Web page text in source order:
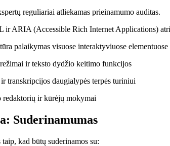
reguliariai atliekamas prieinamumo auditas.
ir ARIA (Accessible Rich Internet Applications)
palaikymas visuose interaktyviuose elementuose
ir teksto dydžio keitimo funkcijos
transkripcijos daugialypės terpės turiniui
ir kūrėjų mokymai
Suderinamumas
kad būtų suderinamos su: